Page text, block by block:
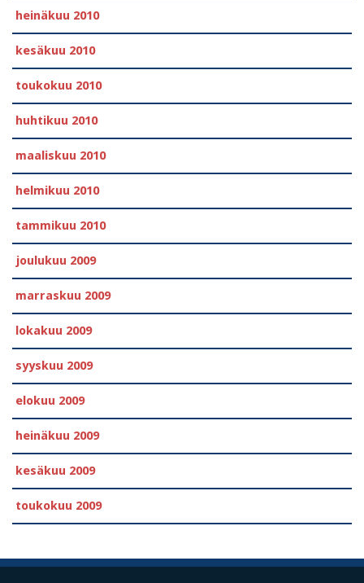
heinäkuu 2010
kesäkuu 2010
toukokuu 2010
huhtikuu 2010
maaliskuu 2010
helmikuu 2010
tammikuu 2010
joulukuu 2009
marraskuu 2009
lokakuu 2009
syyskuu 2009
elokuu 2009
heinäkuu 2009
kesäkuu 2009
toukokuu 2009